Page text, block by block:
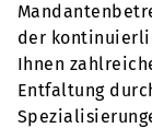
der
Ihnen
Entfaltung